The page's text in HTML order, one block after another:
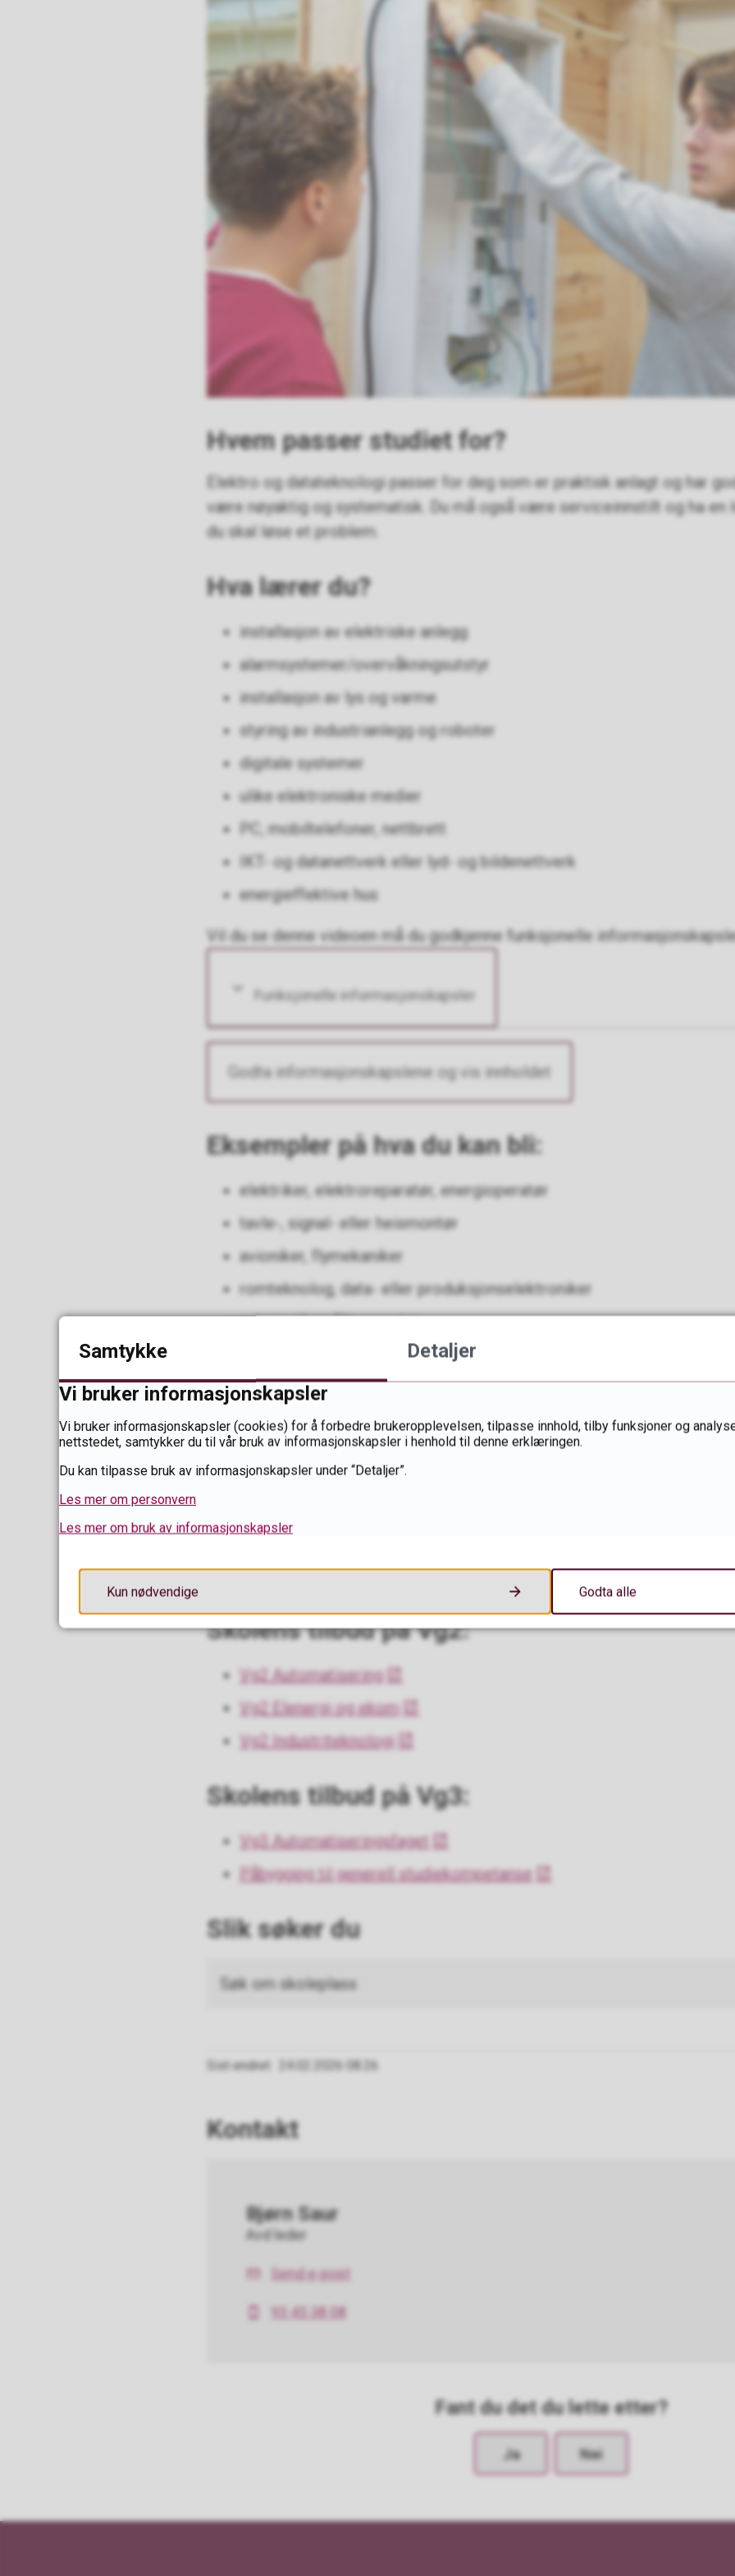
Hvem passer studiet for?
Elektro og datateknologi passer for deg som er praktisk anlagt og har
være nøyaktig og systematisk. Du må også være serviceinnstilt og ha en
du skal løse et problem.
Hva lærer du?
installasjon av elektriske anlegg
alarmsystemer/overvåkningsutstyr
installasjon av lys og varme
styring av industrianlegg og roboter
digitale systemer
ulike elektroniske medier
PC, mobiltelefoner, nettbrett
IKT- og datanettverk eller lyd- og bildenettverk
energieffektive hus
Vil du se denne videoen må du godkjenne funksjonelle
Funksjonelle informasjonskapsler
Godta informasjonskapslene og vis innholdet
Eksempler på hva du kan bli:
elektriker, elektroreparatør, energioperatør
tavle-, signal- eller heismontør
avioniker, flymekaniker
romteknolog, data- eller produksjonselektroniker
automatiker, FU-operatør
kulde- og varmepumpemontør
telekommunikasjonsmontør
Praksis i bedrift
En viktig del av opplæringen er å bli kjent med den praktiske hverdagen
perioder være med for å prøve ut lærefagene i forskjellige
Les mer om elektro og datateknologi på vilbli.no
Skolens tilbud på Vg2:
Vg2 Automatisering
Vg2 Elenergi og ekom
Vg2 Industriteknologi
Skolens tilbud på Vg3:
Vg3 Automatiseringsfaget
Påbygging til generell studiekompetanse
Slik søker du
Søk om skoleplass
Sist endret 24.02.2026 08.26
Kontakt
Bjørn Saur
Avd leder
E-
post
Send e-post
Mobil
93 45 38 08
Fant du det du lette etter?
Ja Nei
Samtykke
Detaljer
Vi bruker informasjonskapsler
Vi bruker informasjonskapsler (cookies) for å forbedre brukeropplevelsen, tilpasse innhold, tilby funksjoner og
nettstedet, samtykker du til vår bruk av informasjonskapsler i henhold til denne erklæringen.
Du kan tilpasse bruk av informasjonskapsler under “Detaljer”.
Les mer om personvern
Les mer om bruk av informasjonskapsler
Kun nødvendige Godta alle